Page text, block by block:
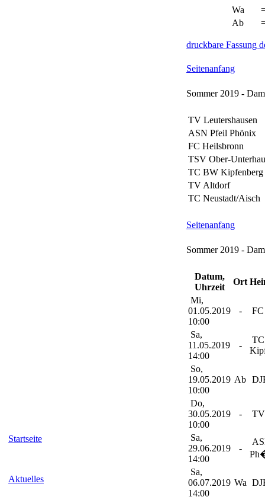
Startseite
Aktuelles
Wa
Ab
druckbare Fassung
Seitenanfang
Sommer 2019 -
TV Leutershausen
ASN Pfeil Phönix
FC Heilsbronn
TSV Ober-
TC BW Kipfenberg
TV Altdorf
TC Neustadt/Aisch
Seitenanfang
Sommer 2019 -
Datum,
Uhrzeit
Ort
Mi,
01.05.2019
10:00
-
Sa,
11.05.2019
14:00
-
So,
19.05.2019
10:00
Ab
Do,
30.05.2019
10:00
-
Sa,
29.06.2019
14:00
-
Sa,
06.07.2019
14:00
Wa